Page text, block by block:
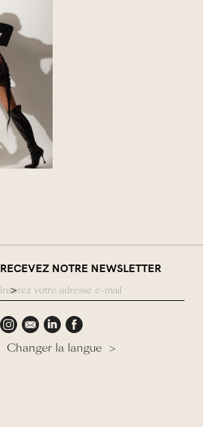
RECEVEZ NOTRE NEWSLETTER
Changer la langue >